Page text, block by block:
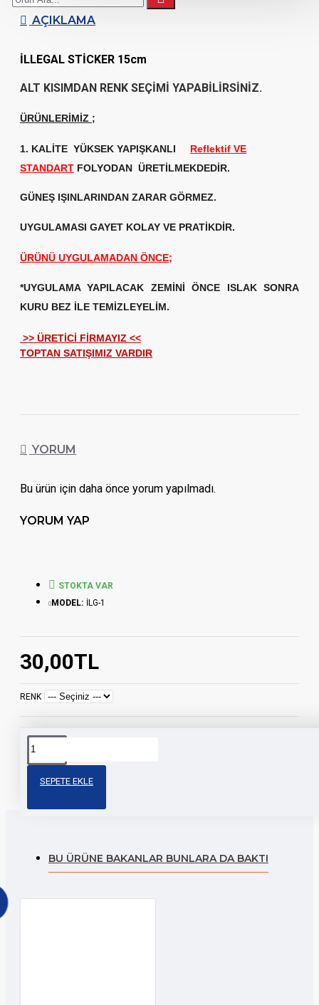
AÇIKLAMA
İLLEGAL STİCKER 15cm
ALT KISIMDAN RENK SEÇİMİ YAPABİLİRSİNİZ.
ÜRÜNLERİMİZ ;
1. KALİTE YÜKSEK YAPIŞKANLI
Reflektif VE
STANDART FOLYODAN ÜRETİLMEKDEDİR.
GÜNEŞ IŞINLARINDAN ZARAR GÖRMEZ.
UYGULAMASI GAYET KOLAY VE PRATİKDİR.
ÜRÜNÜ UYGULAMADAN ÖNCE;
*UYGULAMA YAPILACAK ZEMİNİ ÖNCE ISLAK SONRA
KURU BEZ İLE TEMİZLEYELİM.
>> ÜRETİCİ FİRMAYIZ <<
TOPTAN SATIŞIMIZ VARDIR
YORUM
Bu ürün için daha önce yorum yapılmadı.
YORUM YAP
30,00TL
STOKTA VAR
MODEL: İLG-1
RENK
SEPETE EKLE
Etiketler:
BU ÜRÜNE BAKANLAR BUNLARA DA BAKTI